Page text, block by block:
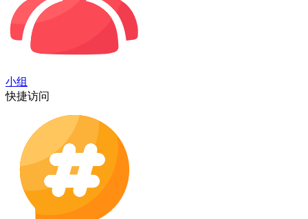
小组
快捷访问